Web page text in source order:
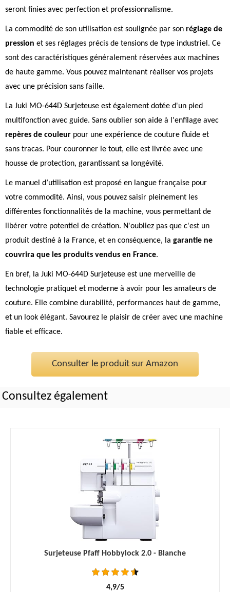
seront finies avec perfection et professionnalisme.
La commodité de son utilisation est soulignée par son réglage de
pression et ses réglages précis de tensions de type industriel. Ce
sont des caractéristiques généralement réservées aux machines
de haute gamme. Vous pouvez maintenant réaliser vos projets
avec une précision sans faille.
La Juki MO-644D Surjeteuse est également dotée d'un pied
multifonction avec guide. Sans oublier son aide à l'enfilage avec
repères de couleur pour une expérience de couture fluide et
sans tracas. Pour couronner le tout, elle est livrée avec une
housse de protection, garantissant sa longévité.
Le manuel d’utilisation est proposé en langue française pour
votre commodité. Ainsi, vous pouvez saisir pleinement les
différentes fonctionnalités de la machine, vous permettant de
libérer votre potentiel de création. N'oubliez pas que c'est un
produit destiné à la France, et en conséquence, la garantie ne
couvrira que les produits vendus en France.
En bref, la Juki MO-644D Surjeteuse est une merveille de
technologie pratiquet et moderne à avoir pour les amateurs de
couture. Elle combine durabilité, performances haut de gamme,
et un look élégant. Savourez le plaisir de créer avec une machine
fiable et efficace.
Consulter le produit sur Amazon
Consultez également
Surjeteuse Pfaff Hobbylock 2.0 - Blanche
4,9/5